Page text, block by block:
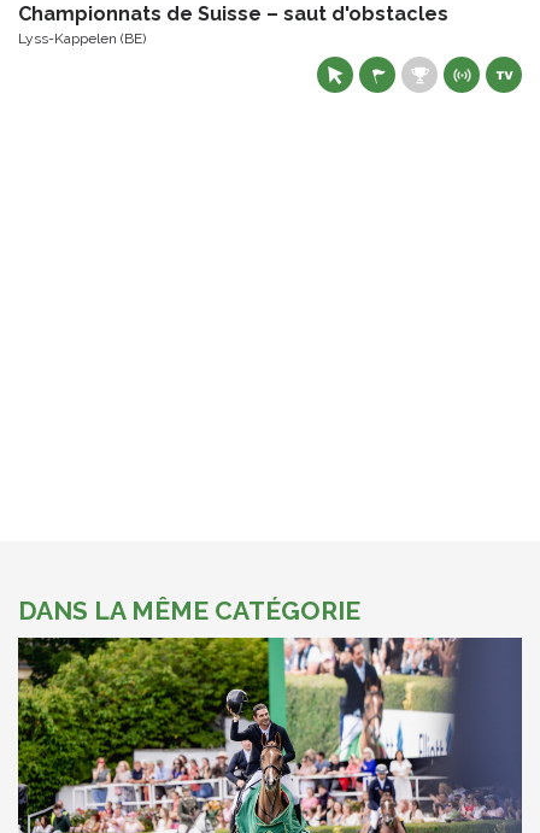
Championnats de Suisse – saut d'obstacles
Lyss-Kappelen (BE)
DANS LA MÊME CATÉGORIE